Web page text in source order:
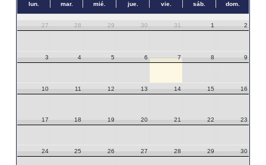
lun. mar. mié. jue. vie. sáb. dom.
27 28 29 30 31 1 2
3 4 5 6 7 8 9
10 11 12 13 14 15 16
17 18 19 20 21 22 23
24 25 26 27 28 29 30